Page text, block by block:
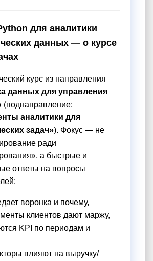
для аналитики
данных — о курсе
курс из направления
данных для управления
(поднаправление:
аналитики для
задач»). Фокус — не
ради
а быстрые и
ответы на вопросы
воронка и почему,
клиентов дают маржу,
KPI по периодам и
влияют на выручку/